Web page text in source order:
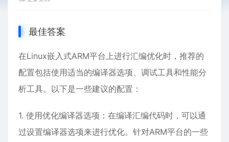
最佳答案
在Linux嵌入式ARM平台上进行汇编优化时，推荐的
配置包括使用适当的编译器选项、调试工具和性能分
析工具。以下是一些建议的配置：
1. 使用优化编译器选项：在编译汇编代码时，可以通
过设置编译器选项来进行优化。针对ARM平台的一些